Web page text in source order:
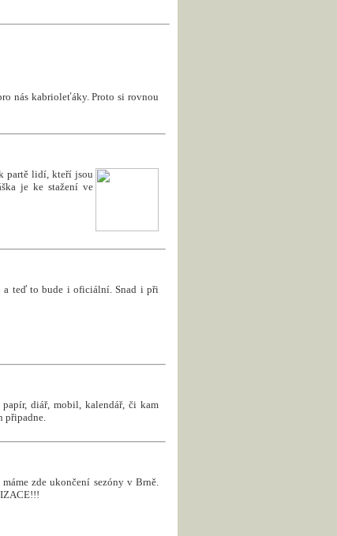
nás kabrioleťáky. Proto si rovnou
partě lidí, kteří jsou
je ke stažení ve
teď to bude i oficiální. Snad i při
diář, mobil, kalendář, či kam
připadne.
zde ukončení sezóny v Brně.